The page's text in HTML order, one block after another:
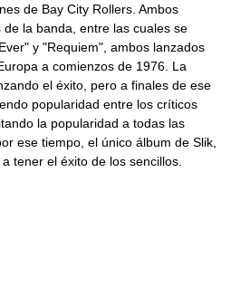
de Bay City Rollers. Ambos
la banda, entre las cuales se
y "Requiem", ambos lanzados
a comienzos de 1976. La
el éxito, pero a finales de ese
popularidad entre los críticos
la popularidad a todas las
ese tiempo, el único álbum de Slik,
tener el éxito de los sencillos.